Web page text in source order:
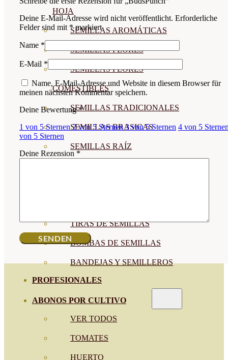
HOJA
SEMILLAS AROMÁTICAS
SEMILLAS FLORES
SEMILLAS FLORES
COMESTIBLES
SEMILLAS TRADICIONALES
SEMILLAS BRASICAS
SEMILLAS RAÍZ
TIRAS DE SEMILLAS
BOMBAS DE SEMILLAS
BANDEJAS Y SEMILLEROS
PROFESIONALES
ABONOS POR CULTIVO
VER TODOS
TOMATES
HUERTO
Deine E-Mail-Adresse wird nicht veröffentlicht. Erforderliche
Felder sind mit *markiert
Name *
E-Mail *
Name, E-Mail-Adresse und Website in diesem Browser für
meinen nächsten Kommentar speichern.
Deine Bewertung*
1 von 5 Sternen 2 von 5 Sternen 3 von 5 Sternen 4 von 5
von 5 Sternen
Deine Rezension *